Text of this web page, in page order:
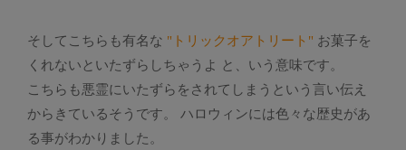
そしてこちらも有名な "トリックオアトリート" お菓子を
くれないといたずらしちゃうよ と、いう意味です。
こちらも悪霊にいたずらをされてしまうという言い伝え
からきているそうです。 ハロウィンには色々な歴史があ
る事がわかりました。